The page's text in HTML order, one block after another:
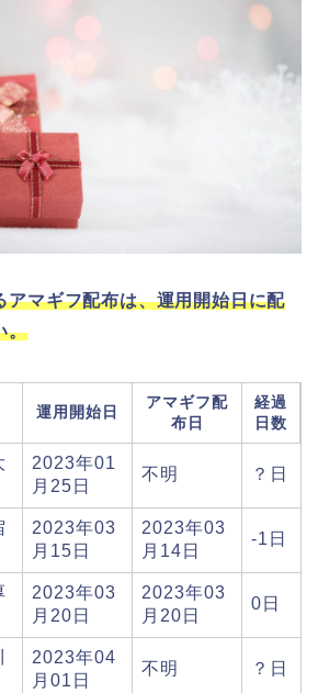
アマギフ配布は、運用開始日に配
。
運用開始日
アマギフ配
布日
経過
日数
2023年01
月25日
不明 ？日
2023年03
月15日
2023年03
月14日
-1日
2023年03
月20日
2023年03
月20日
0日
2023年04
月01日
不明 ？日